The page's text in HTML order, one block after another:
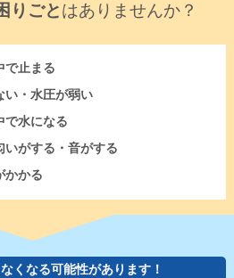
りごとはありませんか？
で止まる
い・水圧が弱い
で水になる
いがする・音がする
かかる
くなる可能性があります！